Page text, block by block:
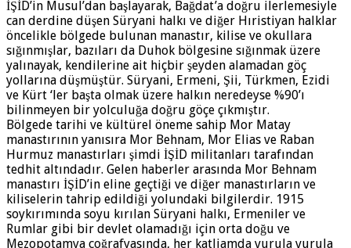
İŞİD’in Musul’dan başlayarak, Bağdat’a doğru ilerlemesiyle
can derdine düşen Süryani halkı ve diğer Hıristiyan halklar
öncelikle bölgede bulunan manastır, kilise ve okullara
sığınmışlar, bazıları da Duhok bölgesine sığınmak üzere
yalınayak, kendilerine ait hiçbir şeyden alamadan göç
yollarına düşmüştür. Süryani, Ermeni, Şii, Türkmen, Ezidi
ve Kürt ‘ler başta olmak üzere halkın neredeyse %90’ı
bilinmeyen bir yolculuğa doğru göçe çıkmıştır.
Bölgede tarihi ve kültürel öneme sahip Mor Matay
manastırının yanısıra Mor Behnam, Mor Elias ve Raban
Hurmuz manastırları şimdi İŞİD militanları tarafından
tedhit altındadır. Gelen haberler arasında Mor Behnam
manastırı İŞİD’in eline geçtiği ve diğer manastırların ve
kiliselerin tahrip edildiği yolundaki bilgilerdir. 1915
soykırımında soyu kırılan Süryani halkı, Ermeniler ve
Rumlar gibi bir devlet olamadığı için orta doğu ve
Mezopotamya coğrafyasında, her katliamda vurula vurula